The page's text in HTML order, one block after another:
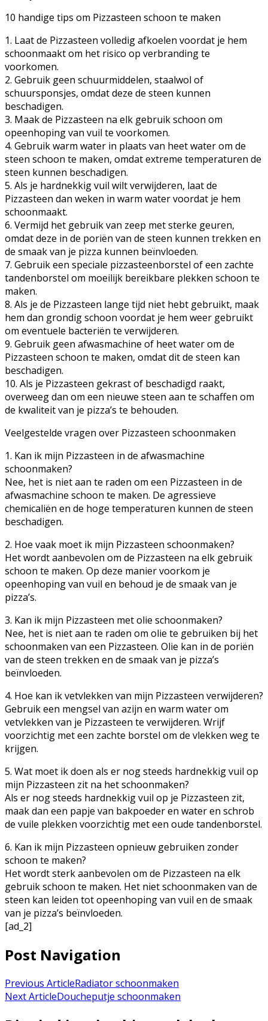
10 handige tips om Pizzasteen schoon te maken
1. Laat de Pizzasteen volledig afkoelen voordat je hem
schoonmaakt om het risico op verbranding te
voorkomen.
2. Gebruik geen schuurmiddelen, staalwol of
schuursponsjes, omdat deze de steen kunnen
beschadigen.
3. Maak de Pizzasteen na elk gebruik schoon om
opeenhoping van vuil te voorkomen.
4. Gebruik warm water in plaats van heet water om de
steen schoon te maken, omdat extreme temperaturen de
steen kunnen beschadigen.
5. Als je hardnekkig vuil wilt verwijderen, laat de
Pizzasteen dan weken in warm water voordat je hem
schoonmaakt.
6. Vermijd het gebruik van zeep met sterke geuren,
omdat deze in de poriën van de steen kunnen trekken en
de smaak van je pizza kunnen beïnvloeden.
7. Gebruik een speciale pizzasteenborstel of een zachte
tandenborstel om moeilijk bereikbare plekken schoon te
maken.
8. Als je de Pizzasteen lange tijd niet hebt gebruikt, maak
hem dan grondig schoon voordat je hem weer gebruikt
om eventuele bacteriën te verwijderen.
9. Gebruik geen afwasmachine of heet water om de
Pizzasteen schoon te maken, omdat dit de steen kan
beschadigen.
10. Als je Pizzasteen gekrast of beschadigd raakt,
overweeg dan om een nieuwe steen aan te schaffen om
de kwaliteit van je pizza’s te behouden.
Veelgestelde vragen over Pizzasteen schoonmaken
1. Kan ik mijn Pizzasteen in de afwasmachine
schoonmaken?
Nee, het is niet aan te raden om een Pizzasteen in de
afwasmachine schoon te maken. De agressieve
chemicaliën en de hoge temperaturen kunnen de steen
beschadigen.
2. Hoe vaak moet ik mijn Pizzasteen schoonmaken?
Het wordt aanbevolen om de Pizzasteen na elk gebruik
schoon te maken. Op deze manier voorkom je
opeenhoping van vuil en behoud je de smaak van je
pizza’s.
3. Kan ik mijn Pizzasteen met olie schoonmaken?
Nee, het is niet aan te raden om olie te gebruiken bij het
schoonmaken van een Pizzasteen. Olie kan in de poriën
van de steen trekken en de smaak van je pizza’s
beïnvloeden.
4. Hoe kan ik vetvlekken van mijn Pizzasteen verwijderen?
Gebruik een mengsel van azijn en warm water om
vetvlekken van je Pizzasteen te verwijderen. Wrijf
voorzichtig met een zachte borstel om de vlekken weg te
krijgen.
5. Wat moet ik doen als er nog steeds hardnekkig vuil op
mijn Pizzasteen zit na het schoonmaken?
Als er nog steeds hardnekkig vuil op je Pizzasteen zit,
maak dan een papje van bakpoeder en water en schrob
de vuile plekken voorzichtig met een oude tandenborstel.
6. Kan ik mijn Pizzasteen opnieuw gebruiken zonder
schoon te maken?
Het wordt sterk aanbevolen om de Pizzasteen na elk
gebruik schoon te maken. Het niet schoonmaken van de
steen kan leiden tot opeenhoping van vuil en de smaak
van je pizza’s beïnvloeden.
[ad_2]
Post Navigation
Previous ArticleRadiator schoonmaken
Next ArticleDoucheputje schoonmaken